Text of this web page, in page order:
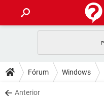
CELULAR
OUTLOOK
DICAS
JOGOS
DOWNLOADS
Fórum Windows
Anterior